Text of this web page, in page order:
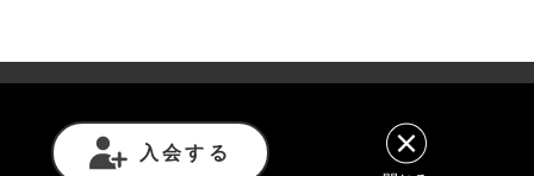
入会する